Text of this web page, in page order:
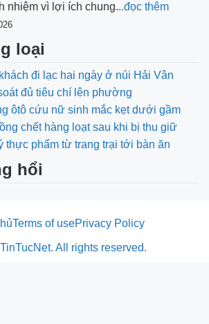
nhiệm vì lợi ích chung...đọc thêm
loại
đi lạc hai ngày ở núi Hải Vân
đủ tiêu chí lên phường
ôtô cứu nữ sinh mắc kẹt dưới gầm
chết hàng loạt sau khi bị thu giữ
thực phẩm từ trang trại tới bàn ăn
hổi
Terms of usePrivacy Policy
All rights reserved.